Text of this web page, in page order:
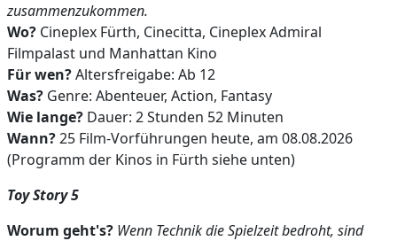
zusammenzukommen.
Wo? Cineplex Fürth, Cinecitta, Cineplex Admiral
Filmpalast und Manhattan Kino
Für wen?Altersfreigabe: Ab 12
Was? Genre: Abenteuer, Action, Fantasy
Wie lange? Dauer: 2 Stunden 52 Minuten
Wann?25 Film-Vorführungen heute, am 08.08.2026
(Programm der Kinos in Fürth siehe unten)
Toy Story 5
Worum geht's? Wenn Technik die Spielzeit bedroht, sind